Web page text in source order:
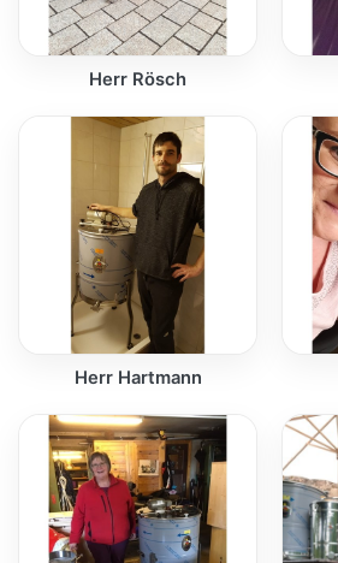
Herr Rösch
Herr Hartmann